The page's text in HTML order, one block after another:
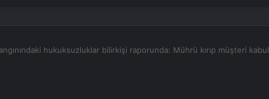
hukuksuzluklar bilirkişi raporunda: Mührü kırıp müşteri kabul